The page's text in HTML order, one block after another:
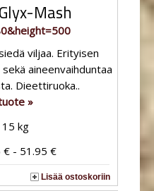
Mash
viljaa. Erityisen
aineenvaihduntaa
Dieettiruoka..
»
15 kg
€ - 51.95 €
Lisää ostoskoriin